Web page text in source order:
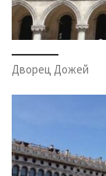
Дворец Дожей